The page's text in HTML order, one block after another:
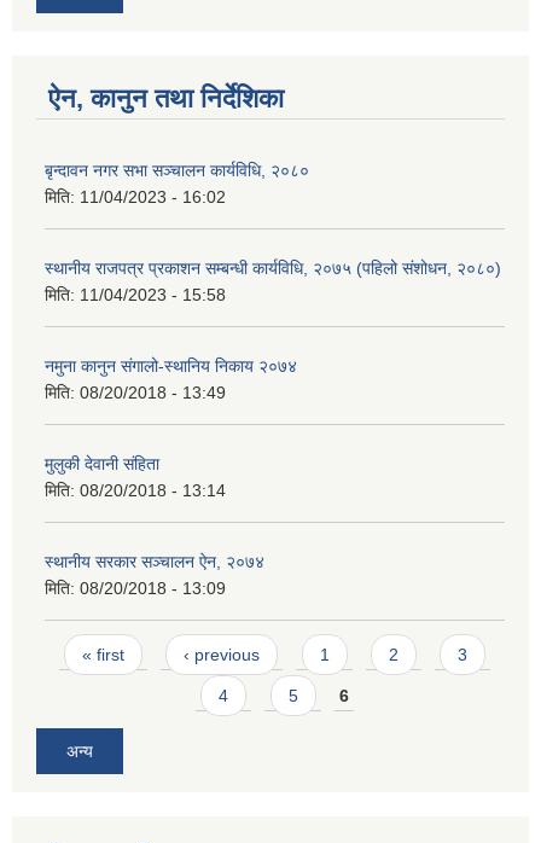
ऐन, कानुन तथा निर्देशिका
बृन्दावन नगर सभा सञ्चालन कार्यविधि, २०८०
मिति: 11/04/2023 - 16:02
स्थानीय राजपत्र प्रकाशन सम्बन्धी कार्यविधि, २०७५ (पहिलो संशोधन, २०८०)
मिति: 11/04/2023 - 15:58
नमुना कानुन संगालो-स्थानिय निकाय २०७४
मिति: 08/20/2018 - 13:49
मुलुकी देवानी संहिता
मिति: 08/20/2018 - 13:14
स्थानीय सरकार सञ्चालन ऐन, २०७४
मिति: 08/20/2018 - 13:09
Pages
« first ‹ previous 1 2 3
4 5 6
अन्य